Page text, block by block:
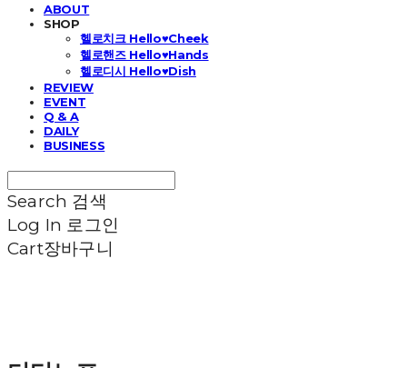
ABOUT
SHOP
헬로치크 Hello♥Cheek
헬로핸즈 Hello♥Hands
헬로디시 Hello♥Dish
REVIEW
EVENT
Q & A
DAILY
BUSINESS
Search 검색
Log In 로그인
Cart장바구니